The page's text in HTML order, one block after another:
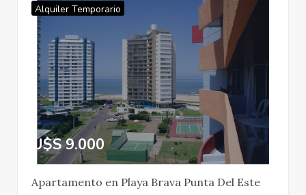
Alquiler Temporario
U$S 9.000
Apartamento en Playa Brava Punta Del Este